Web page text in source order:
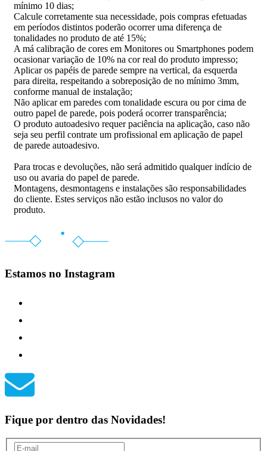
mínimo 10 dias;
Calcule corretamente sua necessidade, pois compras efetuadas
em períodos distintos poderão ocorrer uma diferença de
tonalidades no produto de até 15%;
A má calibração de cores em Monitores ou Smartphones podem
ocasionar variação de 10% na cor real do produto impresso;
Aplicar os papéis de parede sempre na vertical, da esquerda
para direita, respeitando a sobreposição de no mínimo 3mm,
conforme manual de instalação;
Não aplicar em paredes com tonalidade escura ou por cima de
outro papel de parede, pois poderá ocorrer transparência;
O produto autoadesivo requer paciência na aplicação, caso não
seja seu perfil contrate um profissional em aplicação de papel
de parede autoadesivo.
Para trocas e devoluções, não será admitido qualquer indício de
uso ou avaria do papel de parede.
Montagens, desmontagens e instalações são responsabilidades
do cliente. Estes serviços não estão inclusos no valor do
produto.
Estamos no Instagram
Fique por dentro das Novidades!